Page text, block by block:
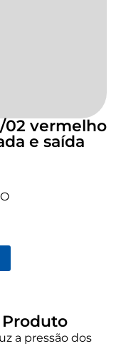
02 vermelho
e saída
Produto
a pressão dos